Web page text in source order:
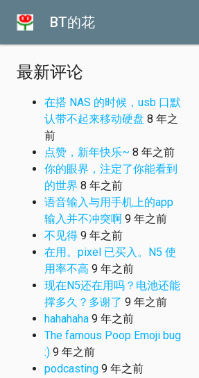
BT的花
最新评论
在搭 NAS 的时候，usb 口默
认带不起来移动硬盘 8 年之
前
点赞，新年快乐~ 8 年之前
你的眼界，注定了你能看到
的世界 8 年之前
语音输入与用手机上的app
输入并不冲突啊 9 年之前
不见得 9 年之前
在用。pixel 已买入。N5 使
用率不高 9 年之前
现在N5还在用吗？电池还能
撑多久？多谢了 9 年之前
hahahaha 9 年之前
The famous Poop Emoji bug
:) 9 年之前
podcasting 9 年之前